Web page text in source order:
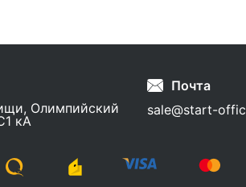
Олимпийский
кА
Почта
sale@start-